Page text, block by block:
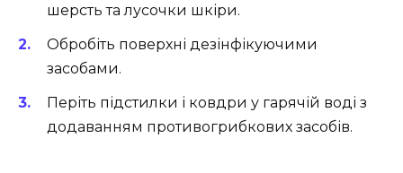
шерсть та лусочки шкіри.
Обробіть поверхні дезінфікуючими
засобами.
Періть підстилки і ковдри у гарячій воді з
додаванням противогрибкових засобів.